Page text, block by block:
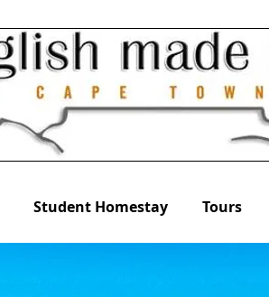
Student Homestay Tours